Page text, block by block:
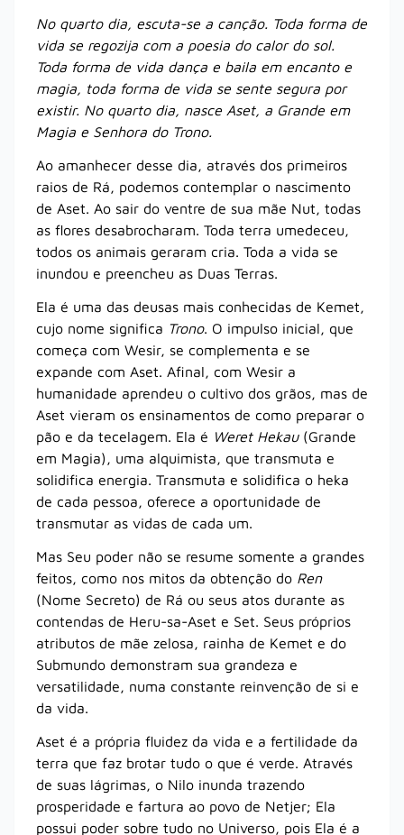
No quarto dia, escuta-se a canção. Toda forma de
vida se regozija com a poesia do calor do sol.
Toda forma de vida dança e baila em encanto e
magia, toda forma de vida se sente segura por
existir. No quarto dia, nasce Aset, a Grande em
Magia e Senhora do Trono.
Ao amanhecer desse dia, através dos primeiros
raios de Rá, podemos contemplar o nascimento
de Aset. Ao sair do ventre de sua mãe Nut, todas
as flores desabrocharam. Toda terra umedeceu,
todos os animais geraram cria. Toda a vida se
inundou e preencheu as Duas Terras.
Ela é uma das deusas mais conhecidas de Kemet,
cujo nome significa Trono. O impulso inicial, que
começa com Wesir, se complementa e se
expande com Aset. Afinal, com Wesir a
humanidade aprendeu o cultivo dos grãos, mas de
Aset vieram os ensinamentos de como preparar o
pão e da tecelagem. Ela é Weret Hekau(Grande
em Magia), uma alquimista, que transmuta e
solidifica energia. Transmuta e solidifica o heka
de cada pessoa, oferece a oportunidade de
transmutar as vidas de cada um.
Mas Seu poder não se resume somente a grandes
feitos, como nos mitos da obtenção do Ren
(Nome Secreto) de Rá ou seus atos durante as
contendas de Heru-sa-Aset e Set. Seus próprios
atributos de mãe zelosa, rainha de Kemet e do
Submundo demonstram sua grandeza e
versatilidade, numa constante reinvenção de si e
da vida.
Aset é a própria fluidez da vida e a fertilidade da
terra que faz brotar tudo o que é verde. Através
de suas lágrimas, o Nilo inunda trazendo
prosperidade e fartura ao povo de Netjer; Ela
possui poder sobre tudo no Universo, pois Ela é a